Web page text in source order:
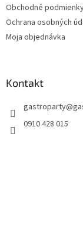
Obchodné
Ochrana osobných
Moja objednávka
Kontakt
gastroparty@
0910 428 015